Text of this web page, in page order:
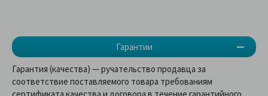
Гарантии
Гарантия (качества) — ручательство продавца за
соответствие поставляемого товара требованиям